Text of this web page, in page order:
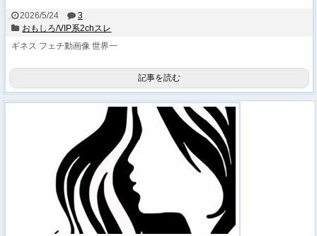
2026/5/24
3
おもしろ/VIP系2chスレ
ギネス フェチ動画像 世界一
記事を読む